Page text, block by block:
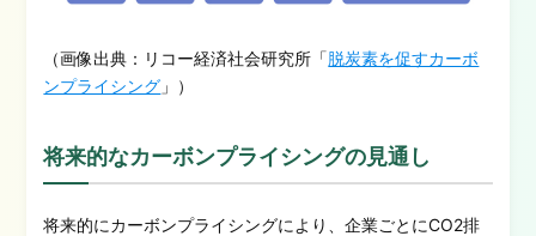
（画像出典：リコー経済社会研究所「脱炭素を促すカーボ
ンプライシング 」）
将来的なカーボンプライシングの見通し
将来的にカーボンプライシングにより、企業ごとにCO2排